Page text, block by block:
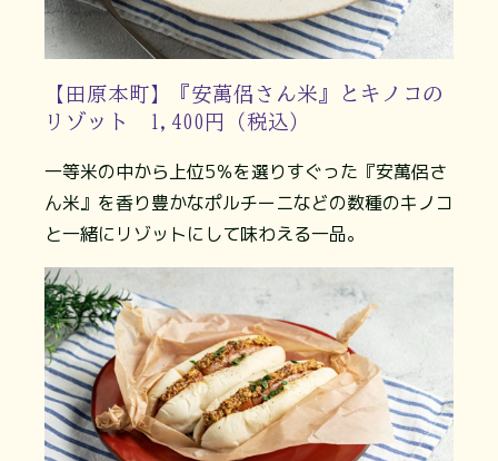
【田原本町】『安萬侶さん米』とキノコの
リゾット 1,400円（税込）
一等米の中から上位5％を選りすぐった『安萬侶さ
ん米』を香り豊かなポルチーニなどの数種のキノコ
と一緒にリゾットにして味わえる一品。